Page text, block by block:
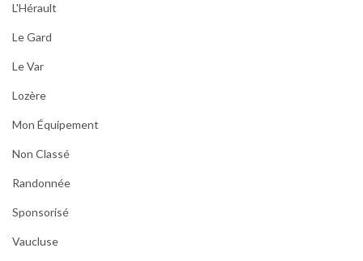
L'Hérault
Le Gard
Le Var
Lozère
Mon Équipement
Non Classé
Randonnée
Sponsorisé
Vaucluse